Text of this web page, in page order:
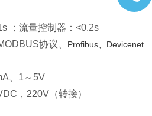
；流量控制器：<0.2s
协议、 Profibus、Devicenet
、1～5V
，220V（转接）